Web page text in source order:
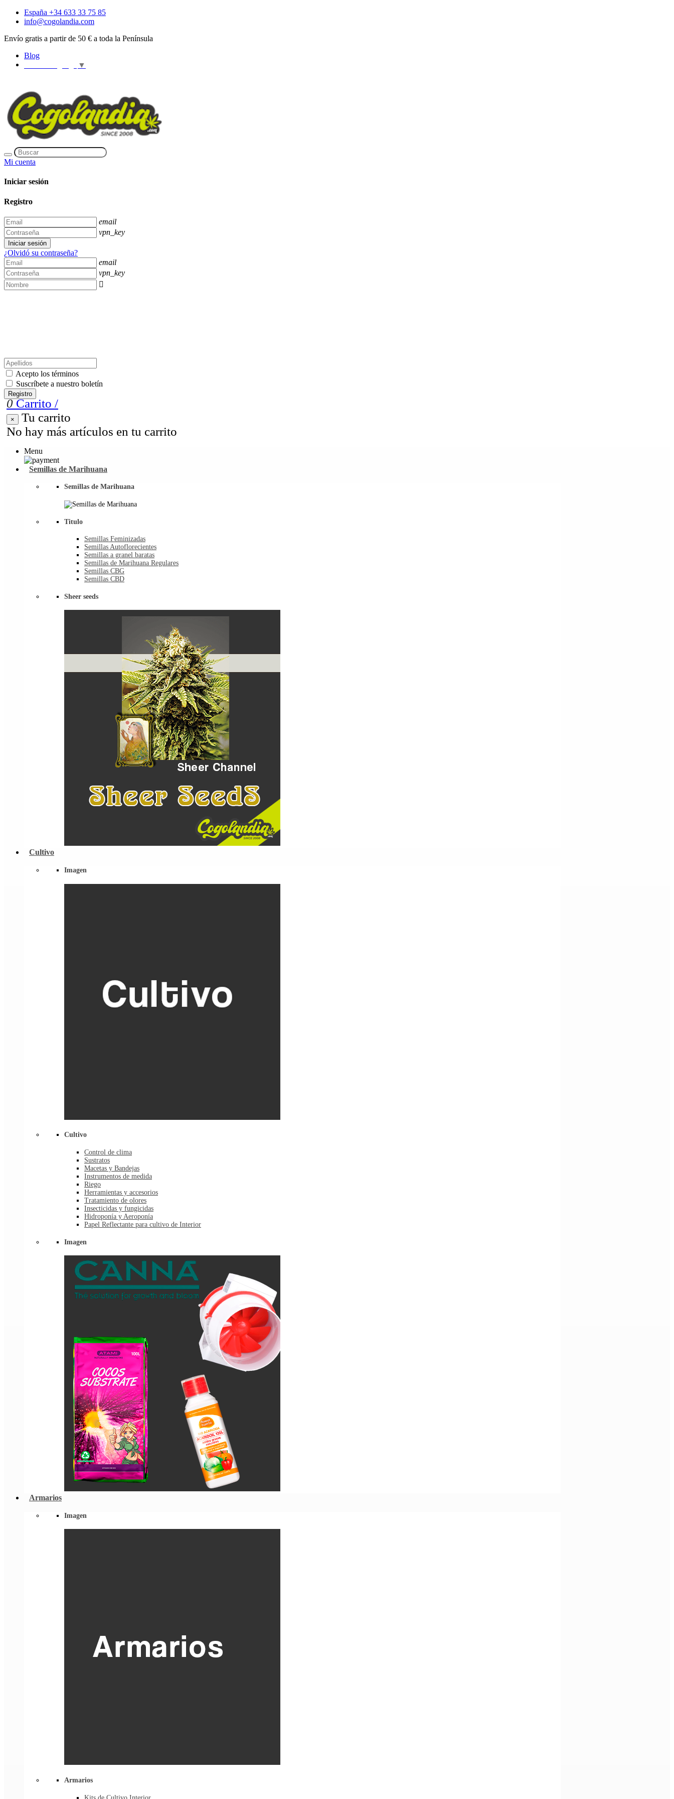
España +34 633 33 75 85
info@cogolandia.com
Envío gratis a partir de 50 € a toda la Península
Blog
▼
Mi cuenta
Iniciar sesión
Registro
email
vpn_key
Iniciar sesión
¿Olvidó su contraseña?
email
vpn_key

Acepto los términos
Suscríbete a nuestro boletín
Registro
0 Carrito /
×
Tu carrito
No hay más artículos en tu carrito
Menu
Semillas de Marihuana
Semillas de Marihuana
Titulo
Semillas Feminizadas
Semillas Autoflorecientes
Semillas a granel baratas
Semillas de Marihuana Regulares
Semillas CBG
Semillas CBD
Sheer seeds
Cultivo
Imagen
Cultivo
Control de clima
Sustratos
Macetas y Bandejas
Instrumentos de medida
Riego
Herramientas y accesorios
Tratamiento de olores
Insecticidas y fungicidas
Hidroponía y Aeroponía
Papel Reflectante para cultivo de Interior
Imagen
Armarios
Imagen
Armarios